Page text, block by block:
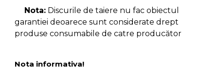
verticala / profesionala
Electropalan & Scripete
Electric
Priza & prelungitoare
Nota: Discurile de taiere nu fac obiectul
garantiei deoarece sunt considerate drept
produse consumabile de catre producător
Nota informativa!